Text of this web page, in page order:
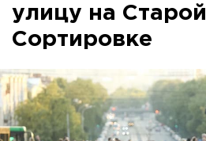
улицу на Старой
Сортировке